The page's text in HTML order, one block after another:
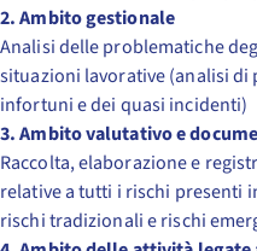
2. Ambito gestionale
Analisi delle problematiche
situazioni lavorative (analisi di
infortuni e dei quasi incidenti)
3. Ambito valutativo e
Raccolta, elaborazione e
relative a tutti i rischi presenti
rischi tradizionali e rischi